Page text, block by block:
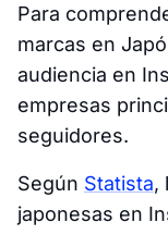
Para
marcas en
audiencia en
empresas
seguidores.
Según Statista,
japonesas en